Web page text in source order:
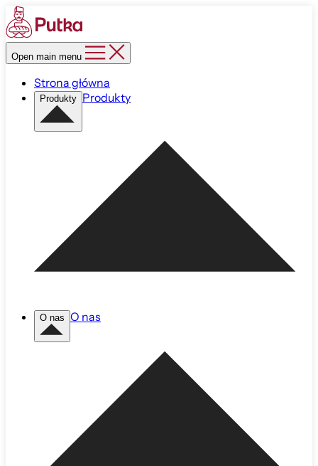
Open main menu
Strona główna
Produkty Produkty
O nas O nas